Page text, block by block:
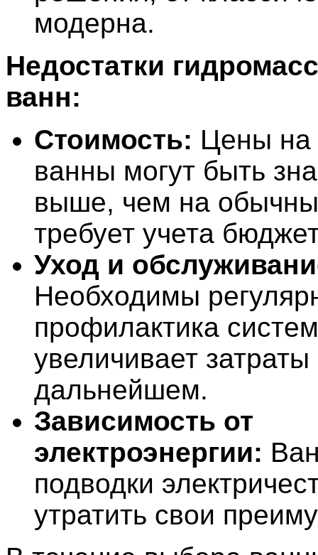
модерна.
Недостатки
ванн:
Стоимость: Цены на
ванны могут быть
выше, чем на
требует учета
Уход и
Необходимы
профилактика
увеличивает затраты
дальнейшем.
Зависимость от
электроэнергии:
подводки
утратить свои